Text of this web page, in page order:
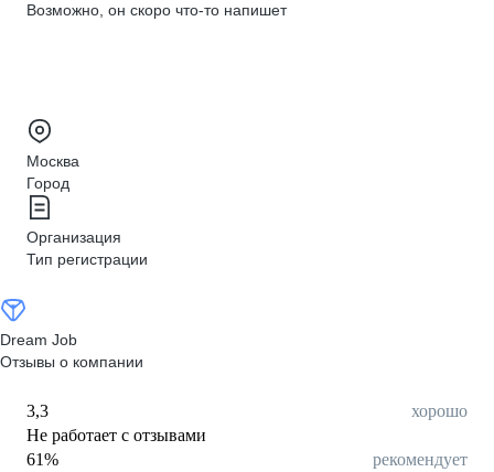
Возможно, он скоро что‑то напишет
Москва
Город
Организация
Тип регистрации
Dream Job
Отзывы о компании
3,3
хорошо
Не работает с отзывами
61% рекомендует